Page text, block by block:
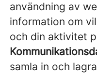
användning av
information om
och din aktivitet
samla in och